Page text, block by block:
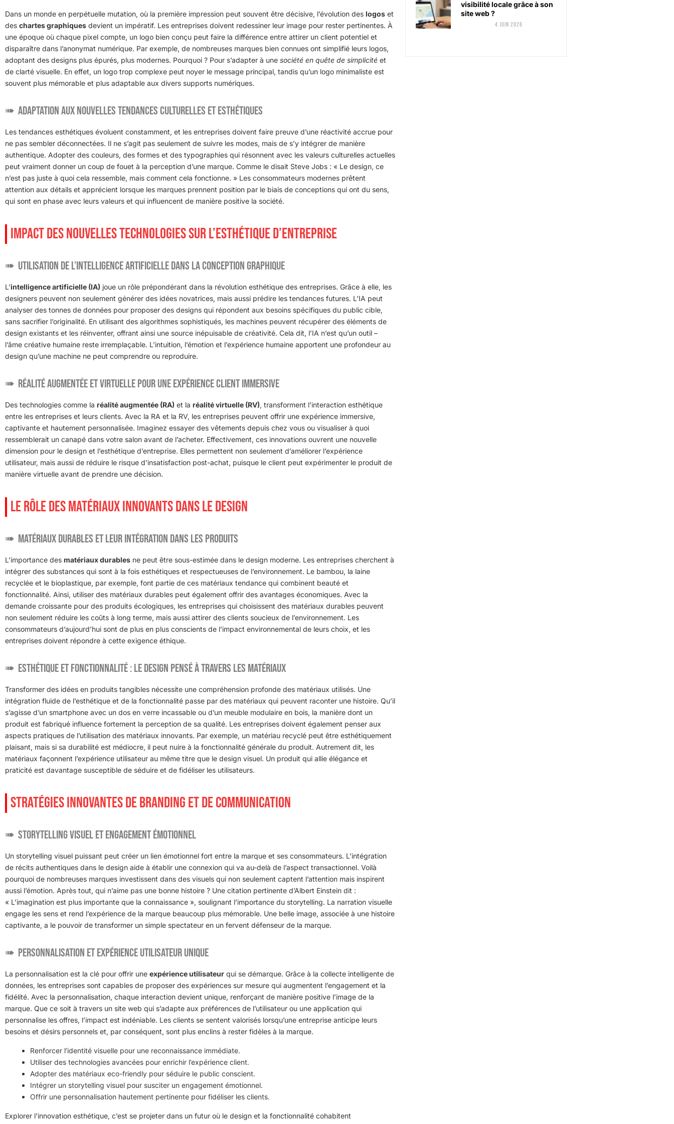
Dans un monde en perpétuelle mutation, où la première impression peut souvent être décisive, l’évolution des logos et
des chartes graphiques devient un impératif. Les entreprises doivent redessiner leur image pour rester pertinentes. À
une époque où chaque pixel compte, un logo bien conçu peut faire la différence entre attirer un client potentiel et
disparaître dans l’anonymat numérique. Par exemple, de nombreuses marques bien connues ont simplifié leurs logos,
adoptant des designs plus épurés, plus modernes. Pourquoi ? Pour s’adapter à une société en quête de simplicité et
de clarté visuelle. En effet, un logo trop complexe peut noyer le message principal, tandis qu’un logo minimaliste est
souvent plus mémorable et plus adaptable aux divers supports numériques.
Adaptation aux nouvelles tendances culturelles et esthétiques
Les tendances esthétiques évoluent constamment, et les entreprises doivent faire preuve d’une réactivité accrue pour
ne pas sembler déconnectées. Il ne s’agit pas seulement de suivre les modes, mais de s’y intégrer de manière
authentique. Adopter des couleurs, des formes et des typographies qui résonnent avec les valeurs culturelles actuelles
peut vraiment donner un coup de fouet à la perception d’une marque. Comme le disait Steve Jobs : « Le design, ce
n’est pas juste à quoi cela ressemble, mais comment cela fonctionne. » Les consommateurs modernes prêtent
attention aux détails et apprécient lorsque les marques prennent position par le biais de conceptions qui ont du sens,
qui sont en phase avec leurs valeurs et qui influencent de manière positive la société.
IMPACT DES NOUVELLES TECHNOLOGIES SUR L’ESTHÉTIQUE D’ENTREPRISE
Utilisation de l’intelligence artificielle dans la conception graphique
L’intelligence artificielle (IA) joue un rôle prépondérant dans la révolution esthétique des entreprises. Grâce à elle, les
designers peuvent non seulement générer des idées novatrices, mais aussi prédire les tendances futures. L’IA peut
analyser des tonnes de données pour proposer des designs qui répondent aux besoins spécifiques du public cible,
sans sacrifier l’originalité. En utilisant des algorithmes sophistiqués, les machines peuvent récupérer des éléments de
design existants et les réinventer, offrant ainsi une source inépuisable de créativité. Cela dit, l’IA n’est qu’un outil –
l’âme créative humaine reste irremplaçable. L’intuition, l’émotion et l’expérience humaine apportent une profondeur au
design qu’une machine ne peut comprendre ou reproduire.
Réalité augmentée et virtuelle pour une expérience client immersive
Des technologies comme la réalité augmentée (RA) et la réalité virtuelle (RV), transforment l’interaction esthétique
entre les entreprises et leurs clients. Avec la RA et la RV, les entreprises peuvent offrir une expérience immersive,
captivante et hautement personnalisée. Imaginez essayer des vêtements depuis chez vous ou visualiser à quoi
ressemblerait un canapé dans votre salon avant de l’acheter. Effectivement, ces innovations ouvrent une nouvelle
dimension pour le design et l’esthétique d’entreprise. Elles permettent non seulement d’améliorer l’expérience
utilisateur, mais aussi de réduire le risque d’insatisfaction post-achat, puisque le client peut expérimenter le produit de
manière virtuelle avant de prendre une décision.
LE RÔLE DES MATÉRIAUX INNOVANTS DANS LE DESIGN
Matériaux durables et leur intégration dans les produits
L’importance des matériaux durables ne peut être sous-estimée dans le design moderne. Les entreprises cherchent à
intégrer des substances qui sont à la fois esthétiques et respectueuses de l’environnement. Le bambou, la laine
recyclée et le bioplastique, par exemple, font partie de ces matériaux tendance qui combinent beauté et
fonctionnalité. Ainsi, utiliser des matériaux durables peut également offrir des avantages économiques. Avec la
demande croissante pour des produits écologiques, les entreprises qui choisissent des matériaux durables peuvent
non seulement réduire les coûts à long terme, mais aussi attirer des clients soucieux de l’environnement. Les
consommateurs d’aujourd’hui sont de plus en plus conscients de l’impact environnemental de leurs choix, et les
entreprises doivent répondre à cette exigence éthique.
Esthétique et fonctionnalité : le design pensé à travers les matériaux
Transformer des idées en produits tangibles nécessite une compréhension profonde des matériaux utilisés. Une
intégration fluide de l’esthétique et de la fonctionnalité passe par des matériaux qui peuvent raconter une histoire. Qu’il
s’agisse d’un smartphone avec un dos en verre incassable ou d’un meuble modulaire en bois, la manière dont un
produit est fabriqué influence fortement la perception de sa qualité. Les entreprises doivent également penser aux
aspects pratiques de l’utilisation des matériaux innovants. Par exemple, un matériau recyclé peut être esthétiquement
plaisant, mais si sa durabilité est médiocre, il peut nuire à la fonctionnalité générale du produit. Autrement dit, les
matériaux façonnent l’expérience utilisateur au même titre que le design visuel. Un produit qui allie élégance et
praticité est davantage susceptible de séduire et de fidéliser les utilisateurs.
STRATÉGIES INNOVANTES DE BRANDING ET DE COMMUNICATION
Storytelling visuel et engagement émotionnel
Un storytelling visuel puissant peut créer un lien émotionnel fort entre la marque et ses consommateurs. L’intégration
de récits authentiques dans le design aide à établir une connexion qui va au-delà de l’aspect transactionnel. Voilà
pourquoi de nombreuses marques investissent dans des visuels qui non seulement captent l’attention mais inspirent
aussi l’émotion. Après tout, qui n’aime pas une bonne histoire ? Une citation pertinente d’Albert Einstein dit :
« L’imagination est plus importante que la connaissance », soulignant l’importance du storytelling. La narration visuelle
engage les sens et rend l’expérience de la marque beaucoup plus mémorable. Une belle image, associée à une histoire
captivante, a le pouvoir de transformer un simple spectateur en un fervent défenseur de la marque.
Personnalisation et expérience utilisateur unique
La personnalisation est la clé pour offrir une expérience utilisateur qui se démarque. Grâce à la collecte intelligente de
données, les entreprises sont capables de proposer des expériences sur mesure qui augmentent l’engagement et la
fidélité. Avec la personnalisation, chaque interaction devient unique, renforçant de manière positive l’image de la
marque. Que ce soit à travers un site web qui s’adapte aux préférences de l’utilisateur ou une application qui
personnalise les offres, l’impact est indéniable. Les clients se sentent valorisés lorsqu’une entreprise anticipe leurs
besoins et désirs personnels et, par conséquent, sont plus enclins à rester fidèles à la marque.
Renforcer l’identité visuelle pour une reconnaissance immédiate.
Utiliser des technologies avancées pour enrichir l’expérience client.
Adopter des matériaux eco-friendly pour séduire le public conscient.
Intégrer un storytelling visuel pour susciter un engagement émotionnel.
Offrir une personnalisation hautement pertinente pour fidéliser les clients.
Explorer l’innovation esthétique, c’est se projeter dans un futur où le design et la fonctionnalité cohabitent
visibilité locale grâce à son
site web ?
4 juin 2026